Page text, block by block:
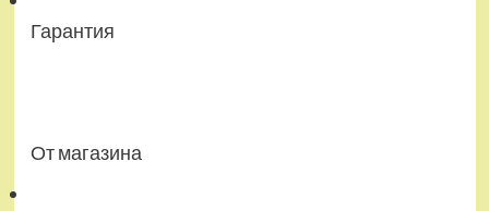
Гарантия
От магазина